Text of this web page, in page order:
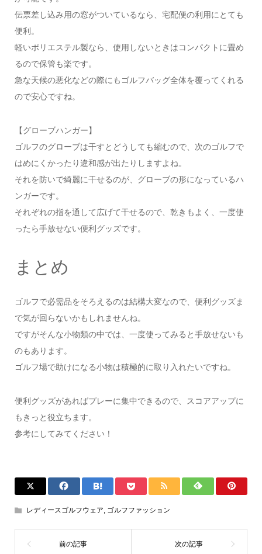
伝票差し込み用の窓がついているなら、宅配便の利用にとても
便利。
軽いポリエステル製なら、使用しないときはコンパクトに畳め
るので保管も楽です。
急な天候の悪化などの際にもゴルフバッグ全体を覆ってくれる
ので安心ですね。
【グローブハンガー】
ゴルフのグローブは干すとどうしても縮むので、次のゴルフで
はめにくかったり違和感が出たりしますよね。
それを防いで綺麗に干せるのが、グローブの形になっているハ
ンガーです。
それぞれの指を通して広げて干せるので、乾きもよく、一度使
ったら手放せない便利グッズです。
まとめ
ゴルフで必需品をそろえるのは結構大変なので、便利グッズま
で気が回らないかもしれませんね。
ですがそんな小物類の中では、一度使ってみると手放せないも
のもあります。
ゴルフ場で助けになる小物は積極的に取り入れたいですね。
便利グッズがあればプレーに集中できるので、スコアアップに
もきっと役立ちます。
参考にしてみてください！
レディースゴルフウェア ゴルフファッション